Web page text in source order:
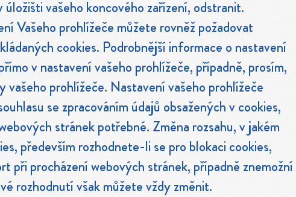
vašeho koncového zařízení, odstranit.
Vašeho prohlížeče můžete rovněž požadovat
cookies. Podrobnější informace o nastavení
v nastavení vašeho prohlížeče, případně, prosím,
vašeho prohlížeče. Nastavení vašeho prohlížeče
se zpracováním údajů obsažených v cookies,
stránek potřebné. Změna rozsahu, v jakém
především rozhodnete-li se pro blokaci cookies,
při procházení webových stránek, případně znemožní
rozhodnutí však můžete vždy změnit.